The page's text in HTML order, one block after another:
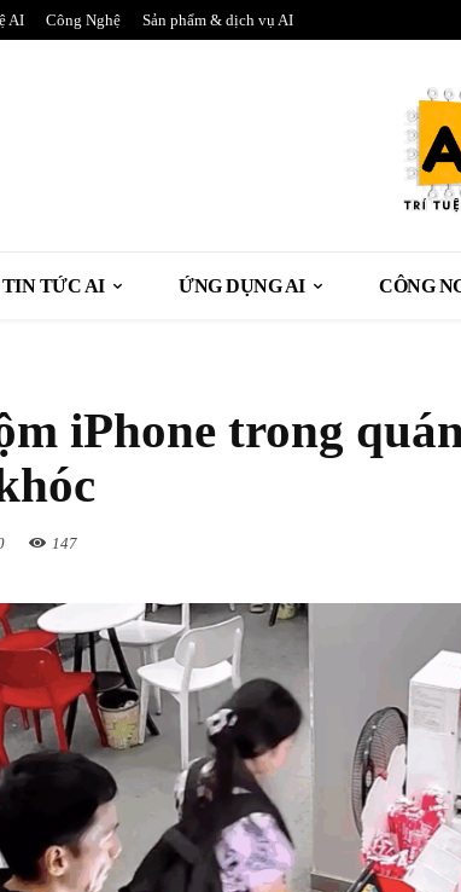
AI Công Nghệ Sản phẩm & dịch vụ AI
TIN TỨC AI ỨNG DỤNG AI CÔNG
iPhone trong
147